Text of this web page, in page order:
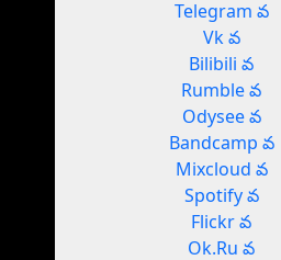
Telegram వ
Vk వ
Bilibili వ
Rumble వ
Odysee వ
Bandcamp వ
Mixcloud వ
Spotify వ
Flickr వ
Ok.Ru వ